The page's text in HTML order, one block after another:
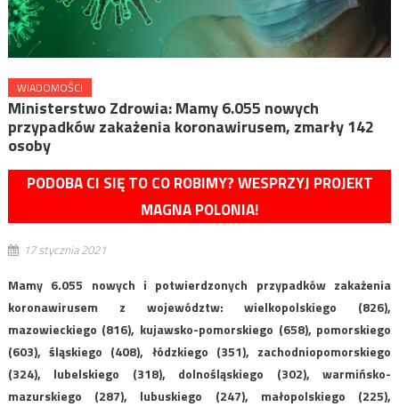
WIADOMOŚCI
Ministerstwo Zdrowia: Mamy 6.055 nowych
przypadków zakażenia koronawirusem, zmarły 142
osoby
PODOBA CI SIĘ TO CO ROBIMY? WESPRZYJ PROJEKT
MAGNA POLONIA!
17 stycznia 2021
Mamy 6.055 nowych i potwierdzonych przypadków zakażenia
koronawirusem z województw: wielkopolskiego (826),
mazowieckiego (816), kujawsko-pomorskiego (658), pomorskiego
(603), śląskiego (408), łódzkiego (351), zachodniopomorskiego
(324), lubelskiego (318), dolnośląskiego (302), warmińsko-
mazurskiego (287), lubuskiego (247), małopolskiego (225),